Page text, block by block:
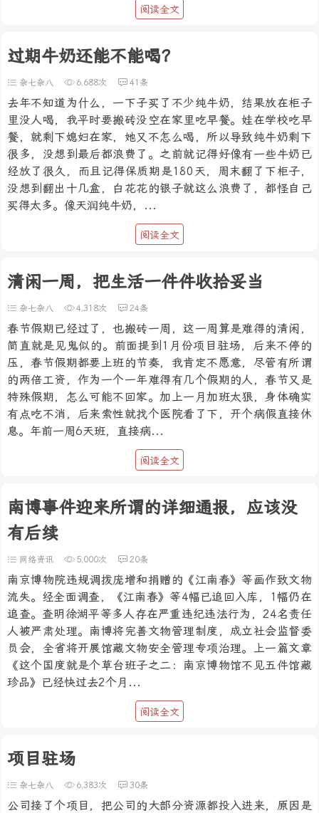
阅读全文
过期牛奶还能不能喝？
杂七杂八 6,688次 41条
去年不知道为什么，一下子买了不少纯牛奶，结果放在柜子
里没人喝，我平时要搬砖没空在家里吃早餐。娃在学校吃早
餐，就剩下媳妇在家，她又不怎么喝，所以导致纯牛奶剩下
很多，没想到最后都浪费了。之前就记得好像有一些牛奶已
经放了很久，而且记得保质期是180天，周末翻了下柜子，
没想到翻出十几盒，白花花的银子就这么浪费了，都怪自己
买得太多。像天润纯牛奶，...
阅读全文
清闲一周，把生活一件件收拾妥当
杂七杂八 4,318次 24条
春节假期已经过了，也搬砖一周，这一周算是难得的清闲，
简直就是见鬼似的。前面提到1月份项目驻场，后来不停的
压，春节假期都要上班的节奏，我肯定不愿意，尽管有所谓
的两倍工资，作为一个一年难得有几个假期的人，春节又是
特殊假期，怎么可能不回家。加上一月加班太狠，身体确实
有点吃不消，后来索性就找个医院看了下，开个病假直接休
息。年前一周6天班，直接病...
阅读全文
南博事件迎来所谓的详细通报，应该没
有后续
网络资讯 5,000次 20条
南京博物院违规调拨庞增和捐赠的《江南春》等画作致文物
流失。经全面调查，《江南春》等4幅已追回入库，1幅仍在
追查。查明徐湖平等多人存在严重违纪违法行为，24名责任
人被严肃处理。南博将完善文物管理制度，成立社会监督委
员会，全省将开展馆藏文物安全管理专项治理。上一篇文章
《这个国度就是个草台班子之二：南京博物馆不见五件馆藏
珍品》已经快过去2个月...
阅读全文
项目驻场
杂七杂八 6,383次 30条
公司接了个项目，把公司的大部分资源都投入进来，原因是